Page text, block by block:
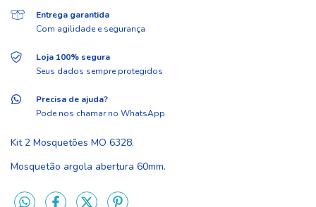
Entrega garantida
Com agilidade e segurança
Loja 100% segura
Seus dados sempre protegidos
Precisa de ajuda?
Pode nos chamar no WhatsApp
Kit 2 Mosquetões MO 6328.
Mosquetão argola abertura 60mm.